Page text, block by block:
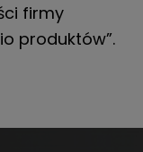
firmy
produktów”.